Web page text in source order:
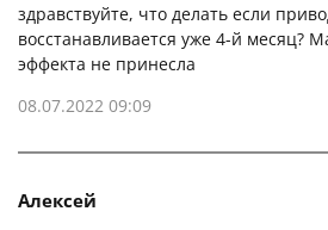
здравствуйте, что делать если
восстанавливается уже 4-й месяц?
эффекта не принесла
08.07.2022 09:09
Алексей